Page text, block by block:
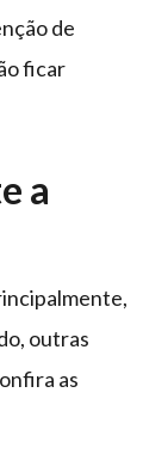
de
ficar
a
outras
as